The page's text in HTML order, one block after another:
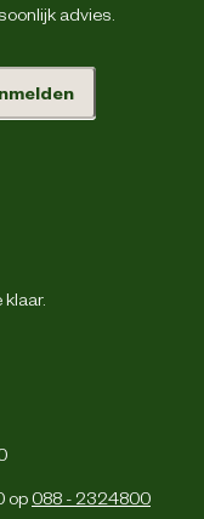
advies.
op 088 - 2324800